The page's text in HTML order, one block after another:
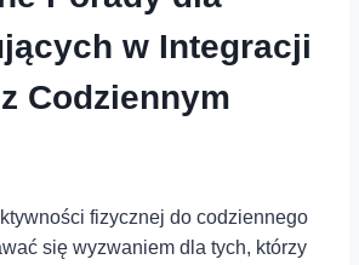
⁢w Integracji
Codziennym
fizycznej‍ do codziennego
się wyzwaniem dla tych, którzy